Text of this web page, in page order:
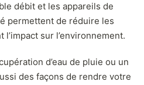
débit et les appareils de
permettent de réduire les
sur l’environnement.
d’eau de pluie ou un
des façons de rendre votre